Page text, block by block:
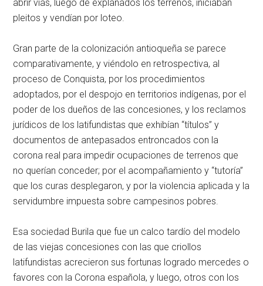
abrir vías, luego de explanados los terrenos, iniciaban
pleitos y vendían por loteo.
Gran parte de la colonización antioqueña se parece
comparativamente, y viéndolo en retrospectiva, al
proceso de Conquista, por los procedimientos
adoptados, por el despojo en territorios indígenas, por el
poder de los dueños de las concesiones, y los reclamos
jurídicos de los latifundistas que exhibían “títulos” y
documentos de antepasados entroncados con la
corona real para impedir ocupaciones de terrenos que
no querían conceder; por el acompañamiento y “tutoría”
que los curas desplegaron, y por la violencia aplicada y la
servidumbre impuesta sobre campesinos pobres.
Esa sociedad Burila que fue un calco tardío del modelo
de las viejas concesiones con las que criollos
latifundistas acrecieron sus fortunas logrado mercedes o
favores con la Corona española, y luego, otros con los